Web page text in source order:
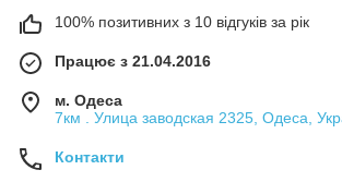
вдома та носити свої улюблені доглядові
житті.
Стиль і елегантність
представлена в найстильніших дизайнах,
варіант, що відбиває вашу унікальність і
100% позитивних з 10 відгуків за рік
Працює з 21.04.2016
м. Одеса
7км . Улица заводская 2325, Одеса,
Контакти